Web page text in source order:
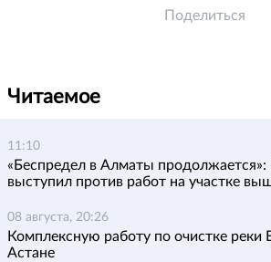
Поделиться
Читаемое
11:10
«Беспредел в Алматы продолжается»:
выступил против работ на участке
08 августа, 20:26
Комплексную работу по очистке реки
Астане